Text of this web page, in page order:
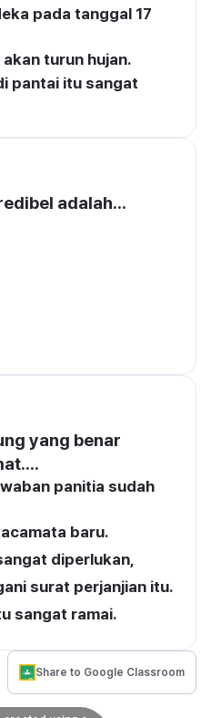
pada tanggal 17
akan turun hujan.
pantai itu sangat
adalah...
yang benar
panitia sudah
baru.
diperlukan,
surat perjanjian itu.
sangat ramai.
Share to Google Classroom